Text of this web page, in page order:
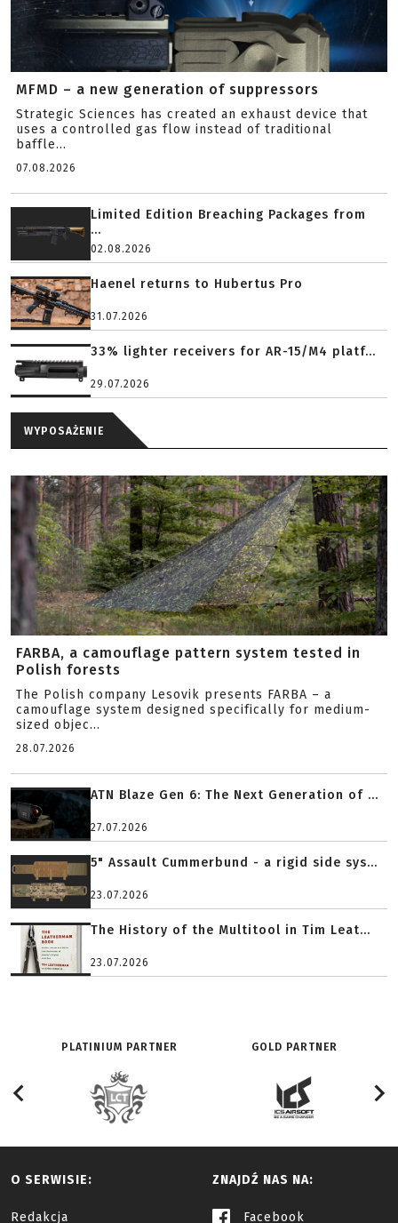
MFMD – a new generation of suppressors
Strategic Sciences has created an exhaust device that
uses a controlled gas flow instead of traditional
baffle...
07.08.2026
Limited Edition Breaching Packages from
...
02.08.2026
Haenel returns to Hubertus Pro
31.07.2026
33% lighter receivers for AR-15/M4 platf...
29.07.2026
WYPOSAŻENIE
FARBA, a camouflage pattern system tested in
Polish forests
The Polish company Lesovik presents FARBA – a
camouflage system designed specifically for medium-
sized objec...
28.07.2026
ATN Blaze Gen 6: The Next Generation of ...
27.07.2026
5" Assault Cummerbund - a rigid side sys...
23.07.2026
The History of the Multitool in Tim Leat...
23.07.2026
PLATINIUM PARTNER GOLD PARTNER
O SERWISIE:
Redakcja
ZNAJDŹ NAS NA:
Facebook